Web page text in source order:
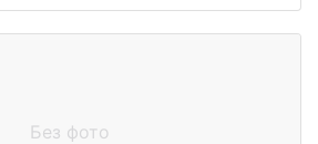
Без фото